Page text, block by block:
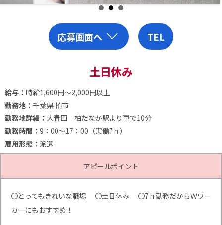
応募画面へ TEL
土日休み
給与： 時給1,600円～2,000円以上
勤務地： 千葉県 柏市
勤務地詳細： 大青田 柏たなか駅より車で10分
勤務時間： 9：00～17：00（実働7ｈ）
雇用形態： 派遣
アピールポイント
〇とってもきれいな職場 〇土日休み 〇7ｈ勤務だからＷワー
カーにもおすすめ！